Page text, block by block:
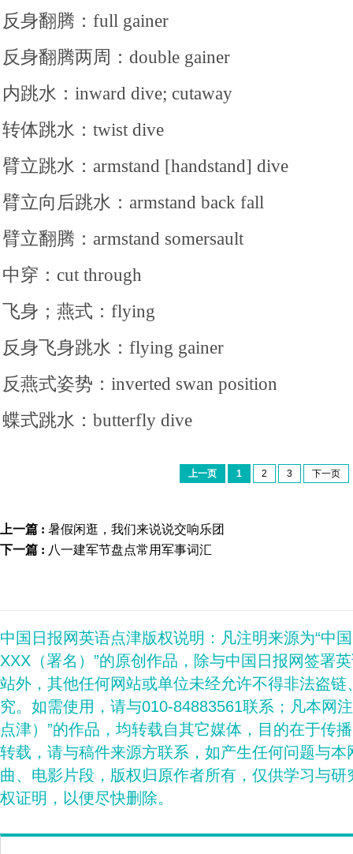
反身翻腾：full gainer
反身翻腾两周：double gainer
内跳水：inward dive; cutaway
转体跳水：twist dive
臂立跳水：armstand [handstand] dive
臂立向后跳水：armstand back fall
臂立翻腾：armstand somersault
中穿：cut through
飞身；燕式：flying
反身飞身跳水：flying gainer
反燕式姿势：inverted swan position
蝶式跳水：butterfly dive
上一页 1 2 3 下一页
上一篇 : 暑假闲逛，我们来说说交响乐团
下一篇 : 八一建军节盘点常用军事词汇
中国日报网英语点津版权说明：凡注明来源为“中
XXX（署名）”的原创作品，除与中国日报网签署
站外，其他任何网站或单位未经允许不得非法盗
究。如需使用，请与010-84883561联系；凡本网
点津）”的作品，均转载自其它媒体，目的在于传
转载，请与稿件来源方联系，如产生任何问题与
曲、电影片段，版权归原作者所有，仅供学习与
权证明，以便尽快删除。